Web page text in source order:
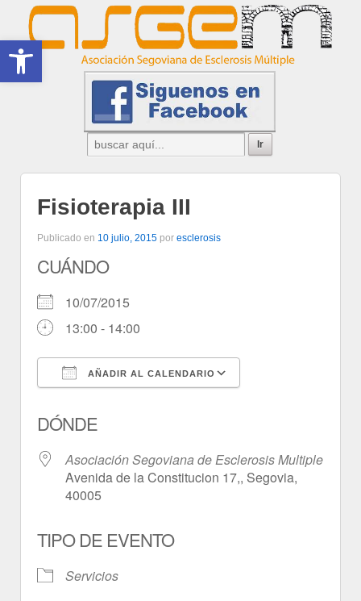
Abrir barra de herramientas
Fisioterapia III
Publicado en 10 julio, 2015 por esclerosis
CUÁNDO
10/07/2015
13:00 - 14:00
AÑADIR AL CALENDARIO
DÓNDE
Asociación Segoviana de Esclerosis Multiple
Avenida de la Constitucion 17,, Segovia,
40005
TIPO DE EVENTO
Servicios